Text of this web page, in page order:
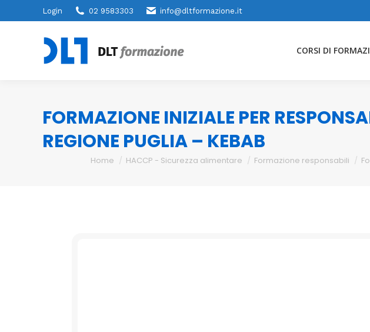
Login 02 9583303 info@dltformazione.it
CORSI DI
FORMAZIONE INIZIALE PER
REGIONE PUGLIA – KEBAB
You are here:
Home HACCP - Sicurezza alimentare Formazione responsabili